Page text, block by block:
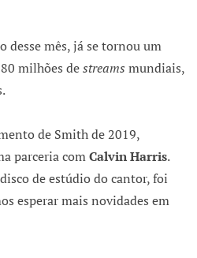
desse mês, já se tornou um
milhões destreams mundiais,
de Smith de 2019,
parceria comCalvin Harris.
de estúdio do cantor, foi
esperar mais novidades em